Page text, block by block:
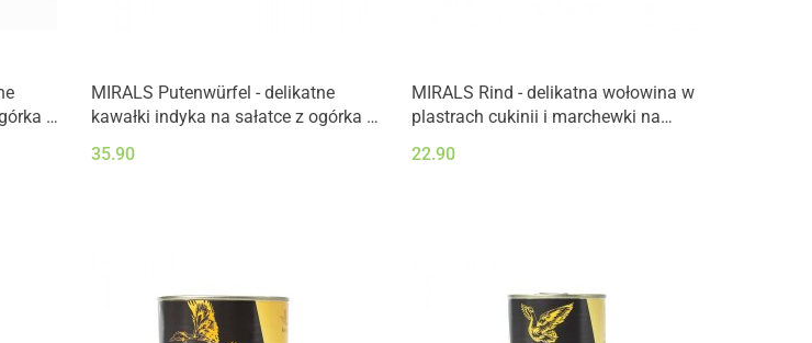
i
MIRALS Putenwürfel - delikatne
kawałki indyka na sałatce z ogórka i
(800g)
35.90
MIRALS Rind - delikatna wołowina w
plastrach cukinii i marchewki na
22.90